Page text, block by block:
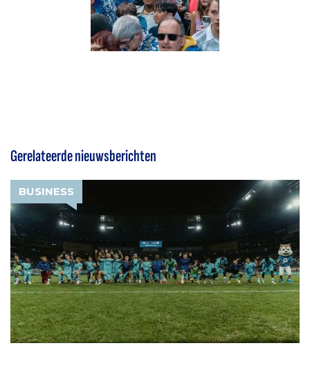
Gerelateerde nieuwsberichten
BUSINESS